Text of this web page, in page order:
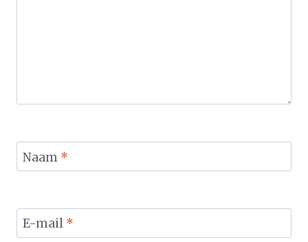
Naam *
E-mail *